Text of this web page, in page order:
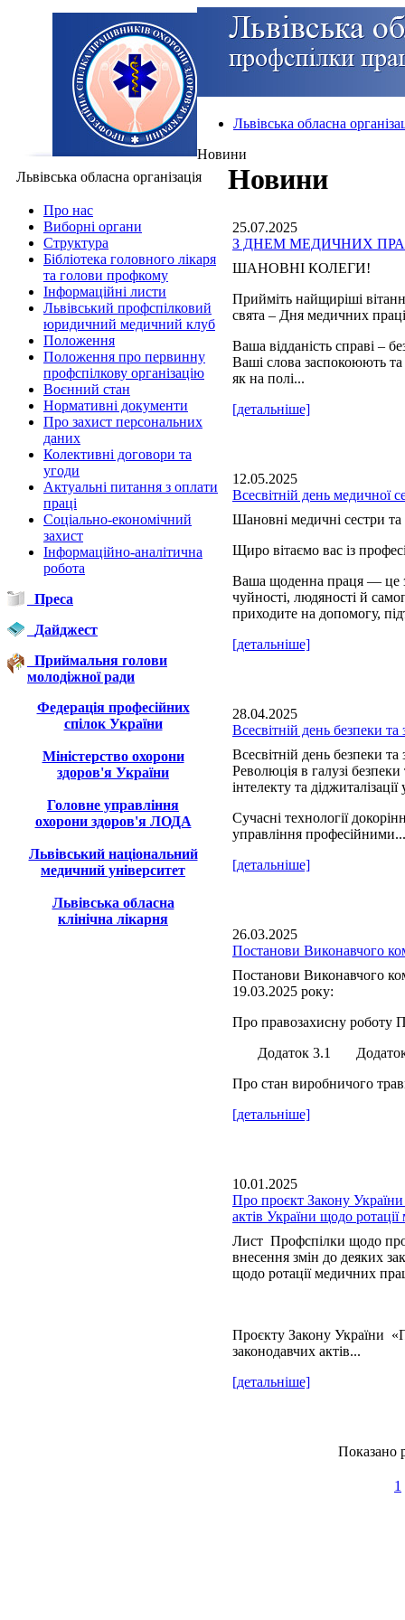
Львівська обласна
Новини
Львівська обласна організація
Про нас
Виборні органи
Структура
Бібліотека головного лікаря
та голови профкому
Інформаційні листи
Львівський профспілковий
юридичний медичний клуб
Положення
Положення про первинну
профспілкову організацію
Воєнний стан
Нормативні документи
Про захист персональних
даних
Колективні договори та
угоди
Актуальні питання з оплати
праці
Соціально-економічний
захист
Інформаційно-аналітична
робота
Преса
Дайджест
Приймальня голови
молодіжної ради
Федерація професійних
спілок України
Міністерство охорони
здоров'я України
Головне управління
охорони здоров'я ЛОДА
Львівський національний
медичний університет
Львівська обласна
клінічна лікарня
Новини
25.07.2025
З ДНЕМ МЕДИЧНИХ
ШАНОВНІ КОЛЕГИ!
Прийміть найщиріші
свята – Дня медичних
Ваша відданість справі –
Ваші слова заспокоюють
як на полі...
[детальніше]
12.05.2025
Всесвітній день медичної
Шановні медичні сестри та
Щиро вітаємо вас із
Ваша щоденна праця — це
чуйності, людяності й
приходите на допомогу,
[детальніше]
28.04.2025
Всесвітній день безпеки та
Всесвітній день безпеки та
Революція в галузі
інтелекту та
Сучасні технології
управління професійними...
[детальніше]
26.03.2025
Постанови Виконавчого
Постанови Виконавчого
19.03.2025 року:
Про правозахисну роботу
Додаток 3.1 Додаток
Про стан виробничого
[детальніше]
10.01.2025
Про проєкт Закону
актів України щодо
Лист Профспілки щодо
внесення змін до деяких
щодо ротації медичних
Проєкту Закону України
законодавчих актів...
[детальніше]
Показано
1